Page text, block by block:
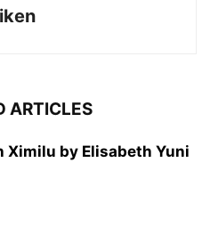
ARTICLES
Ximilu by Elisabeth Yuni